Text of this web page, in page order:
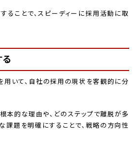
ることで、スピーディーに採用活動に取
る
いて、自社の採用の現状を客観的に分
本的な理由や、どのステップで離脱が多
課題を明確にすることで、戦略の方向性